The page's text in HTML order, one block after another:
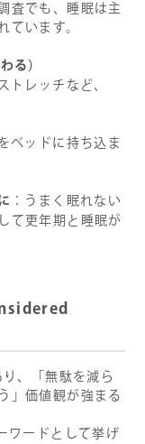
査でも、睡眠は主
ています。
る）
トレッチなど、
ベッドに持ち込ま
：うまく眠れない
て更年期と睡眠が
、「無駄を減ら
」価値観が強まる
ワードとして挙げ